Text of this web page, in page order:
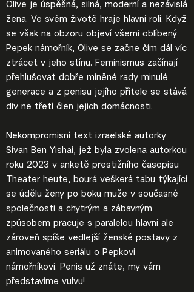
Olive je úspěšná, silná, moderní a nezávislá
žena. Ve svém životě hraje hlavní roli. Když
se však na obzoru objeví všemi oblíbený
Pepek námořník, Olive se začne čím dál víc
ztrácet v jeho stínu. Feminismus začínají
přehlušovat dobře míněné rady minulé
generace a z penisu jejího přítele se stává
div ne třetí člen jejich domácnosti.
Nekompromisní text izraelské autorky
Sivan Ben Yishai, jež byla zvolena autorkou
roku 2023 v anketě prestižního časopisu
Theater heute, bourá veškerá tabu týkající
se údělu ženy po boku muže v současné
společnosti a chytrým a zábavným
způsobem pracuje s paralelou hlavní ale
zároveň spíše vedlejší ženské postavy z
animovaného seriálu o Pepkovi
námořníkovi. Penis už znáte, my vám
představíme vulvu!